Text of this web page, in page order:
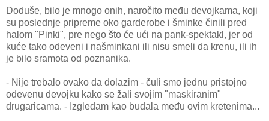
Doduše, bilo je mnogo onih, naročito među devojkama, koji
su poslednje pripreme oko garderobe i šminke činili pred
halom "Pinki", pre nego što će ući na pank-spektakl, jer od
kuće tako odeveni i našminkani ili nisu smeli da krenu, ili ih
je bilo sramota od poznanika.
- Nije trebalo ovako da dolazim - čuli smo jednu pristojno
odevenu devojku kako se žali svojim "maskiranim"
drugaricama. - Izgledam kao budala među ovim kretenima...